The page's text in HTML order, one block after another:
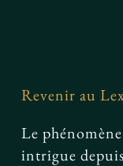
Revenir au
Le
intrigue